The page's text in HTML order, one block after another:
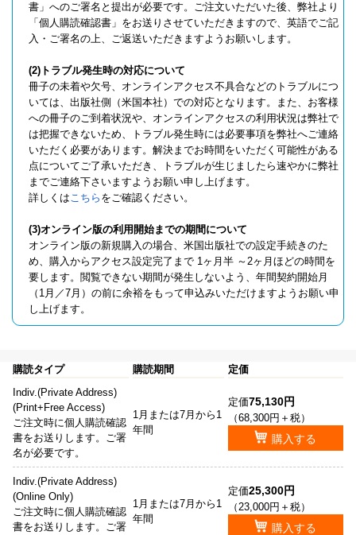
書」へのご署名と提出が必要です。ご注文いただいた後、弊社より
「個人購読確認書」をお送りさせていただきますので、英語でご記
入・ご署名の上、ご返送いただきますようお願いします。
(2)トラブル発生時の対応について
冊子の未着や欠号、オンラインアクセス不具合などのトラブルにつ
いては、出版社側（米国本社）での対応となります。また、お客様
への冊子のご到着状況や、オンラインアクセスの利用状況は弊社で
は把握できないため、トラブル発生時には必要事項を弊社へご連絡
いただく必要があります。解決までお時間をいただく可能性がある
点についてご了承いただき、トラブルが生じましたら速やかに弊社
までご連絡下さいますようお願い申し上げます。
詳しくはこちら をご確認ください。
(3)オンライン版の利用開始までの期間について
オンライン版の新規購入の場合、米国出版社での設定手続きのた
め、購入からアクセス設定完了まで 1ヶ月半 ～2ヶ月ほどの時間を
要します。閲覧できない期間が発生しないよう、年間契約開始月
（1月／7月）の前に余裕をもって申込みいただけますようお願い申
し上げます。
購読タイプ 購読期間
定価
Indiv.(Private Address)
(Print+Free Access)
ご注文時に個人購読確認
書をお送りします。ご署
名が必要です。
1月または7月から1
年間
定価75,130円
（68,300円＋税）
購入する
Indiv.(Private Address)
(Online Only)
ご注文時に個人購読確認
書をお送りします。ご署
1月または7月から1
年間
定価25,300円
（23,000円＋税）
購入する